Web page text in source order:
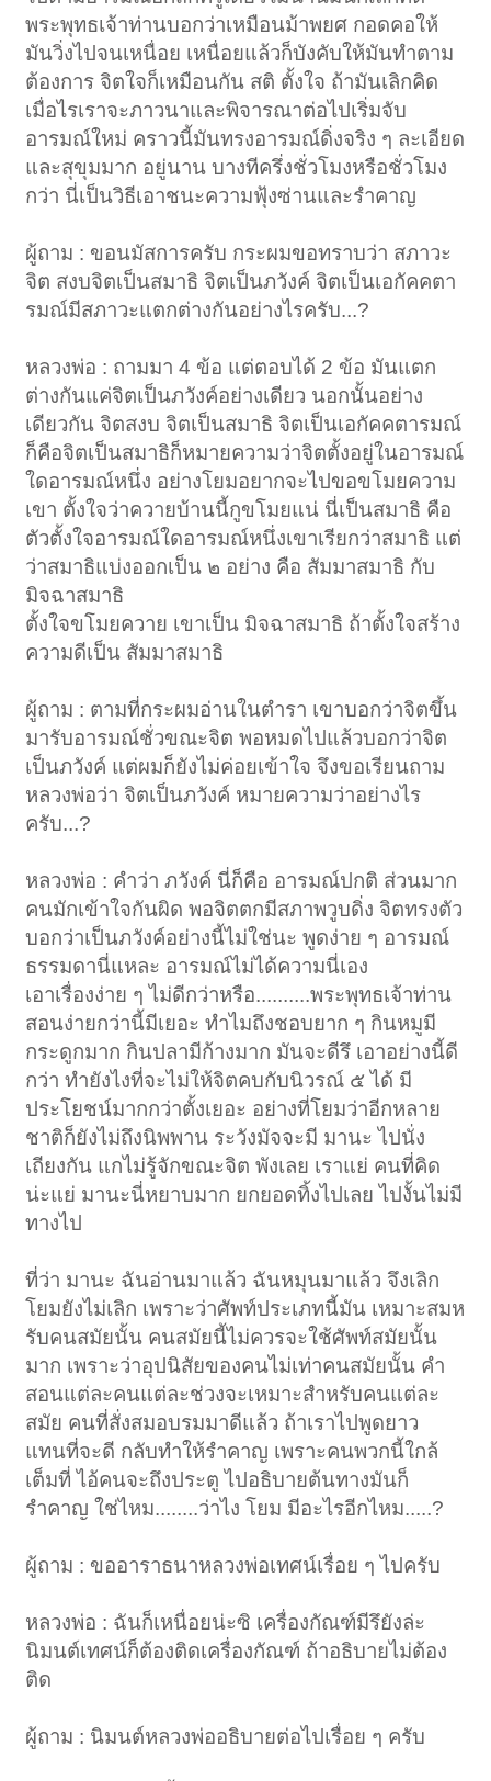
พระพุทธเจ้าท่านบอกว่าเหมือนม้าพยศ กอดคอให้
มันวิ่งไปจนเหนื่อย เหนื่อยแล้วก็บังคับให้มันทำตาม
ต้องการ จิตใจก็เหมือนกัน สติ ตั้งใจ ถ้ามันเลิกคิด
เมื่อไรเราจะภาวนาและพิจารณาต่อไปเริ่มจับ
อารมณ์ใหม่ คราวนี้มันทรงอารมณ์ดิ่งจริง ๆ ละเอียด
และสุขุมมาก อยู่นาน บางทีครึ่งชั่วโมงหรือชั่วโมง
กว่า นี่เป็นวิธีเอาชนะความฟุ้งซ่านและรำคาญ
ผู้ถาม : ขอนมัสการครับ กระผมขอทราบว่า สภาวะ
จิต สงบจิตเป็นสมาธิ จิตเป็นภวังค์ จิตเป็นเอกัคคตา
รมณ์มีสภาวะแตกต่างกันอย่างไรครับ...?
หลวงพ่อ : ถามมา 4 ข้อ แต่ตอบได้ 2 ข้อ มันแตก
ต่างกันแค่จิตเป็นภวังค์อย่างเดียว นอกนั้นอย่าง
เดียวกัน จิตสงบ จิตเป็นสมาธิ จิตเป็นเอกัคคตารมณ์
ก็คือจิตเป็นสมาธิก็หมายความว่าจิตตั้งอยู่ในอารมณ์
ใดอารมณ์หนึ่ง อย่างโยมอยากจะไปขอขโมยความ
เขา ตั้งใจว่าควายบ้านนี้กูขโมยแน่ นี่เป็นสมาธิ คือ
ตัวตั้งใจอารมณ์ใดอารมณ์หนึ่งเขาเรียกว่าสมาธิ แต่
ว่าสมาธิแบ่งออกเป็น ๒ อย่าง คือ สัมมาสมาธิ กับ
มิจฉาสมาธิ
ตั้งใจขโมยควาย เขาเป็น มิจฉาสมาธิ ถ้าตั้งใจสร้าง
ความดีเป็น สัมมาสมาธิ
ผู้ถาม : ตามที่กระผมอ่านในตำรา เขาบอกว่าจิตขึ้น
มารับอารมณ์ชั่วขณะจิต พอหมดไปแล้วบอกว่าจิต
เป็นภวังค์ แต่ผมก็ยังไม่ค่อยเข้าใจ จึงขอเรียนถาม
หลวงพ่อว่า จิตเป็นภวังค์ หมายความว่าอย่างไร
ครับ...?
หลวงพ่อ : คำว่า ภวังค์ นี่ก็คือ อารมณ์ปกติ ส่วนมาก
คนมักเข้าใจกันผิด พอจิตตกมีสภาพวูบดิ่ง จิตทรงตัว
บอกว่าเป็นภวังค์อย่างนี้ไม่ใช่นะ พูดง่าย ๆ อารมณ์
ธรรมดานี่แหละ อารมณ์ไม่ได้ความนี่เอง
เอาเรื่องง่าย ๆ ไม่ดีกว่าหรือ..........พระพุทธเจ้าท่าน
สอนง่ายกว่านี้มีเยอะ ทำไมถึงชอบยาก ๆ กินหมูมี
กระดูกมาก กินปลามีก้างมาก มันจะดีรึ เอาอย่างนี้ดี
กว่า ทำยังไงที่จะไม่ให้จิตคบกับนิวรณ์ ๕ ได้ มี
ประโยชน์มากกว่าตั้งเยอะ อย่างที่โยมว่าอีกหลาย
ชาติก็ยังไม่ถึงนิพพาน ระวังมัจจะมี มานะ ไปนั่ง
เถียงกัน แกไม่รู้จักขณะจิต พังเลย เราแย่ คนที่คิด
น่ะแย่ มานะนี่หยาบมาก ยกยอดทิ้งไปเลย ไปงั้นไม่มี
ทางไป
ที่ว่า มานะ ฉันอ่านมาแล้ว ฉันหมุนมาแล้ว จึงเลิก
โยมยังไม่เลิก เพราะว่าศัพท์ประเภทนี้มัน เหมาะสมห
รับคนสมัยนั้น คนสมัยนี้ไม่ควรจะใช้ศัพท์สมัยนั้น
มาก เพราะว่าอุปนิสัยของคนไม่เท่าคนสมัยนั้น คำ
สอนแต่ละคนแต่ละช่วงจะเหมาะสำหรับคนแต่ละ
สมัย คนที่สั่งสมอบรมมาดีแล้ว ถ้าเราไปพูดยาว
แทนที่จะดี กลับทำให้รำคาญ เพราะคนพวกนี้ใกล้
เต็มที่ ไอ้คนจะถึงประตู ไปอธิบายต้นทางมันก็
รำคาญ ใช่ไหม........ว่าไง โยม มีอะไรอีกไหม.....?
ผู้ถาม : ขออาราธนาหลวงพ่อเทศน์เรื่อย ๆ ไปครับ
หลวงพ่อ : ฉันก็เหนื่อยน่ะซิ เครื่องกัณฑ์มีรึยังล่ะ
นิมนต์เทศน์ก็ต้องติดเครื่องกัณฑ์ ถ้าอธิบายไม่ต้อง
ติด
ผู้ถาม : นิมนต์หลวงพ่ออธิบายต่อไปเรื่อย ๆ ครับ